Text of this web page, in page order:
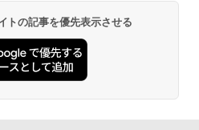
トの記事を優先表示させる